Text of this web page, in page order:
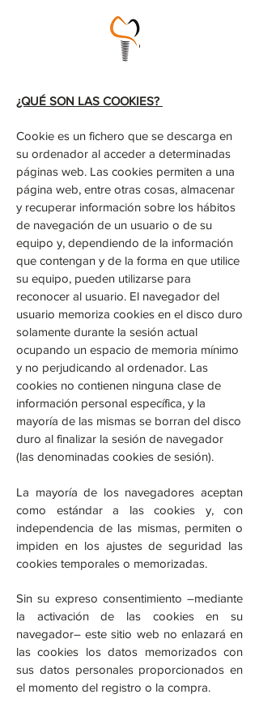
¿QUÉ SON LAS COOKIES?
Cookie es un fichero que se descarga en
su ordenador al acceder a determinadas
páginas web. Las cookies permiten a una
página web, entre otras cosas, almacenar
y recuperar información sobre los hábitos
de navegación de un usuario o de su
equipo y, dependiendo de la información
que contengan y de la forma en que utilice
su equipo, pueden utilizarse para
reconocer al usuario. El navegador del
usuario memoriza cookies en el disco duro
solamente durante la sesión actual
ocupando un espacio de memoria mínimo
y no perjudicando al ordenador. Las
cookies no contienen ninguna clase de
información personal específica, y la
mayoría de las mismas se borran del disco
duro al finalizar la sesión de navegador
(las denominadas cookies de sesión).
La mayoría de los navegadores aceptan
como estándar a las cookies y, con
independencia de las mismas, permiten o
impiden en los ajustes de seguridad las
cookies temporales o memorizadas.
Sin su expreso consentimiento –mediante
la activación de las cookies en su
navegador– este sitio web no enlazará en
las cookies los datos memorizados con
sus datos personales proporcionados en
el momento del registro o la compra.